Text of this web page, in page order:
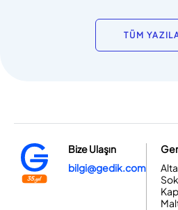
TÜM
Bize Ulaşın
bilgi@gedik.com